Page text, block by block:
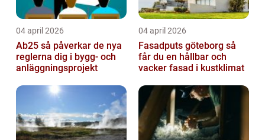
04 april 2026
Ab25 så påverkar de nya
reglerna dig i bygg- och
anläggningsprojekt
04 april 2026
Fasadputs göteborg så
får du en hållbar och
vacker fasad i kustklimat